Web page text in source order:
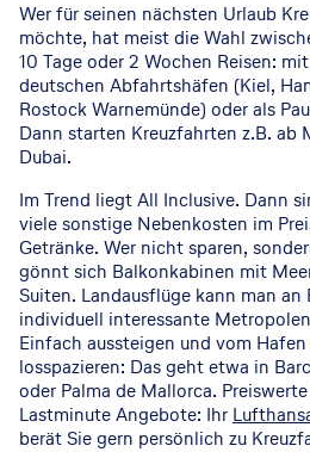
Wer für seinen nächsten Urlaub
möchte, hat meist die Wahl
10 Tage oder 2 Wochen Reisen:
deutschen Abfahrtshäfen (Kiel,
Rostock Warnemünde) oder als
Dann starten Kreuzfahrten z.B. ab
Dubai.
Im Trend liegt All Inclusive. Dann
viele sonstige Nebenkosten im
Getränke. Wer nicht sparen,
gönnt sich Balkonkabinen mit
Suiten. Landausflüge kann man
individuell interessante
Einfach aussteigen und vom
losspazieren: Das geht etwa in
oder Palma de Mallorca.
Lastminute Angebote: Ihr
berät Sie gern persönlich zu